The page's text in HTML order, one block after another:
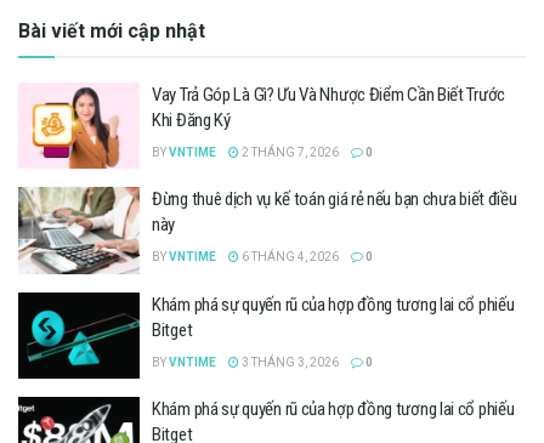
Bài viết mới cập nhật
Vay Trả Góp Là Gì? Ưu Và Nhược Điểm Cần Biết Trước
Khi Đăng Ký
BYVNTIME 2 THÁNG 7, 2026 0
Đừng thuê dịch vụ kế toán giá rẻ nếu bạn chưa biết điều
này
BYVNTIME 6 THÁNG 4, 2026 0
Khám phá sự quyến rũ của hợp đồng tương lai cổ phiếu
Bitget
BYVNTIME 3 THÁNG 3, 2026 0
Khám phá sự quyến rũ của hợp đồng tương lai cổ phiếu
Bitget